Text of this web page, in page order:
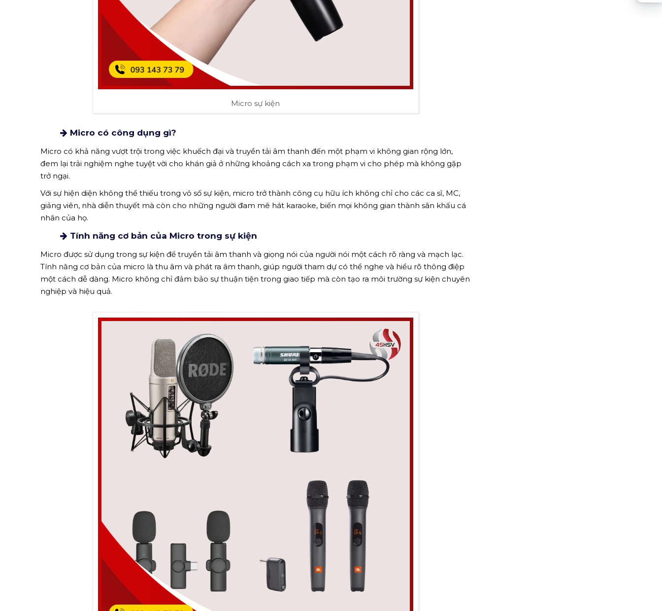
Micro sự kiện
Micro có công dụng gì?
Micro có khả năng vượt trội trong việc khuếch đại và truyền tải âm thanh đến một phạm vi không gian rộng lớn,
đem lại trải nghiệm nghe tuyệt vời cho khán giả ở những khoảng cách xa trong phạm vi cho phép mà không gặp
trở ngại.
Với sự hiện diện không thể thiếu trong vô số sự kiện, micro trở thành công cụ hữu ích không chỉ cho các ca sĩ, MC,
giảng viên, nhà diễn thuyết mà còn cho những người đam mê hát karaoke, biến mọi không gian thành sân khấu cá
nhân của họ.
Tính năng cơ bản của Micro trong sự kiện
Micro được sử dụng trong sự kiện để truyền tải âm thanh và giọng nói của người nói một cách rõ ràng và mạch lạc.
Tính năng cơ bản của micro là thu âm và phát ra âm thanh, giúp người tham dự có thể nghe và hiểu rõ thông điệp
một cách dễ dàng. Micro không chỉ đảm bảo sự thuận tiện trong giao tiếp mà còn tạo ra môi trường sự kiện chuyên
nghiệp và hiệu quả.